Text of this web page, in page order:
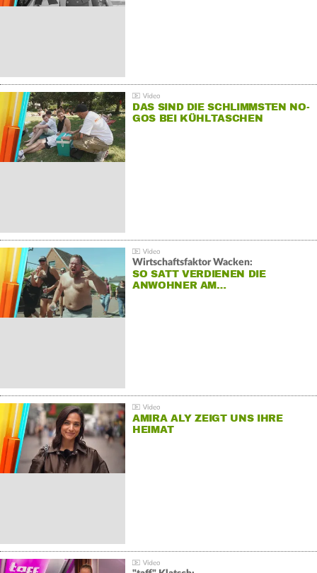
DAS SIND DIE SCHLIMMSTEN NO-
GOS BEI KÜHLTASCHEN
Wirtschaftsfaktor Wacken:
SO SATT VERDIENEN DIE
ANWOHNER AM…
AMIRA ALY ZEIGT UNS IHRE
HEIMAT